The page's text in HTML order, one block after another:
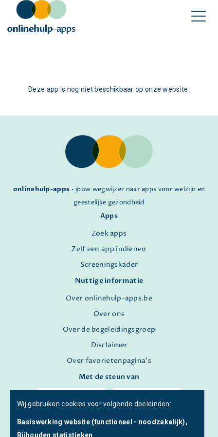
Deze app is nog niet beschikbaar op onze website.
onlinehulp-apps • jouw wegwijzer naar apps voor welzijn en
geestelijke gezondheid
Apps
Zoek apps
Zelf een app indienen
Screeningskader
Nuttige informatie
Over onlinehulp-apps.be
Over ons
Over de begeleidingsgroep
Disclaimer
Over favorietenpagina's
Met de steun van
Wij gebruiken cookies voor volgende doeleinden:
Basiswerking website (functioneel - noodzakelijk),
Bijhouden statistieken